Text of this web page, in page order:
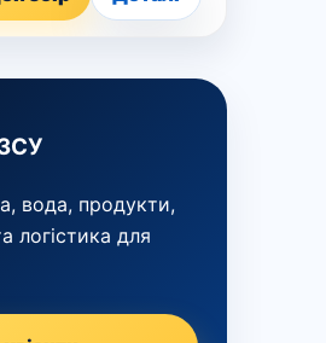
вода, продукти,
логістика для